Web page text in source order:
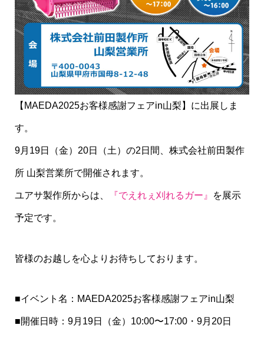
【MAEDA2025お客様感謝フェアin山梨】に出展しま
す。
9月19日（金）20日（土）の2日間、株式会社前田製作
所 山梨営業所で開催されます。
ユアサ製作所からは、 『でえれぇ刈れるガー』 を展示
予定です。
皆様のお越しを心よりお待ちしております。
■イベント名：MAEDA2025お客様感謝フェアin山梨
■開催日時：9月19日（金）10:00〜17:00・9月20日